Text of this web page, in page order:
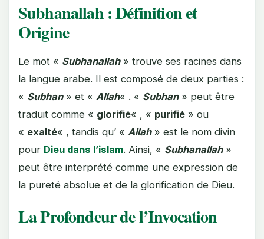
Subhanallah : Définition et
Origine
Le mot « Subhanallah» trouve ses racines dans
la langue arabe. Il est composé de deux parties :
« Subhan» et « Allah« . « Subhan» peut être
traduit comme « glorifié« , « purifié » ou
« exalté« , tandis qu’ « Allah» est le nom divin
pour Dieu dans l’islam. Ainsi, « Subhanallah»
peut être interprété comme une expression de
la pureté absolue et de la glorification de Dieu.
La Profondeur de l’Invocation